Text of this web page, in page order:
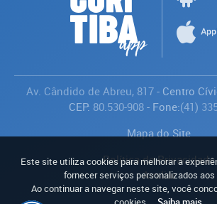
Av. Cândido de Abreu, 817- Centro
CEP: 80.530-908- Fone:(41)
Mapa do Site
Política de Privacidade
Avaliar
Este site utiliza cookies para melhorar a
fornecer serviços personalizados
Ao continuar a navegar neste site, você